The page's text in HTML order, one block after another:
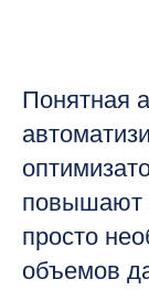
Понятная
повышают
просто
объемов